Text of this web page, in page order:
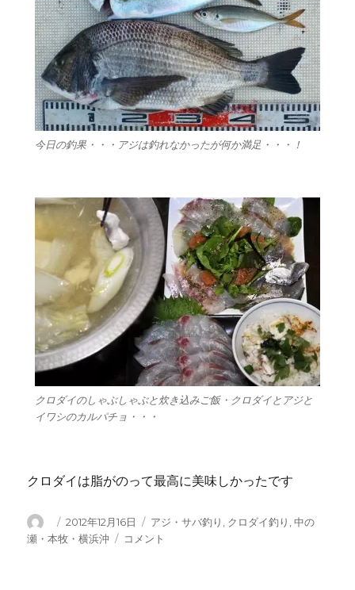
今日の釣果・・・アジは釣れなかったが何か満足・・・！
クロダイのしゃぶしゃぶと炊き込みご飯・クロダイとアジと
イワシのカルパチョ・・・
クロダイは脂がのって最高に美味しかったです
投
稿
投
稿
2012年12月16日
カ
テ
アジ・サバ釣り クロダイ釣り ,中の
瀬・本牧・横浜沖
本
コメント